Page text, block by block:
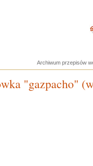
Archiwum przepisów
"gazpacho"